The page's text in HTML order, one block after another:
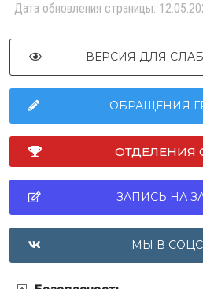
Дата обновления страницы:
ВЕРСИЯ ДЛЯ
ОБРАЩЕНИЯ
ОТДЕЛЕНИЯ
ЗАПИСЬ НА
МЫ В